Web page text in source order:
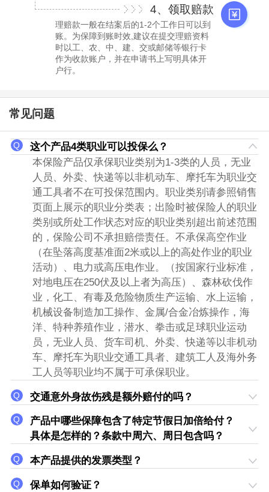
4、领取赔款
理赔款一般在结案后的1-2个工作日可以到
账。为保障到账时效,建议在提交理赔资料
时以工、农、中、建、交或邮储等银行卡
作为收款账户，并在申请书上写明具体开
户行。
常见问题
这个产品4类职业可以投保么？
本保险产品仅承保职业类别为1-3类的人员，无业
人员、外卖、快递等以非机动车、摩托车为职业交
通工具者不在可投保范围内。职业类别请参照销售
页面上展示的职业分类表；出险时被保险人的职业
类别或所处工作状态对应的职业类别超出前述范围
的，保险公司不承担赔偿责任。不承保高空作业
（在坠落高度基准面2米或以上的高处作业的职业
活动）、电力或高压电作业。（按国家行业标准，
对地电压在250伏及以上者为高压）、森林砍伐作
业，化工、有毒及危险物质生产运输、水上运输，
机械设备制造加工操作、金属/合金冶炼操作，海
洋、特种养殖作业，潜水、拳击或足球职业运动
员，无业人员、货车司机、外卖、快递等以非机动
车、摩托车为职业交通工具者、建筑工人及海外务
工人员等职业均不属于可承保职业。
交通意外身故伤残是额外赔付的吗？
产品中哪些保障包含了特定节假日加倍给付？
具体是怎样的？条款中周六、周日包含吗？
本产品提供的发票类型？
保单如何验证？